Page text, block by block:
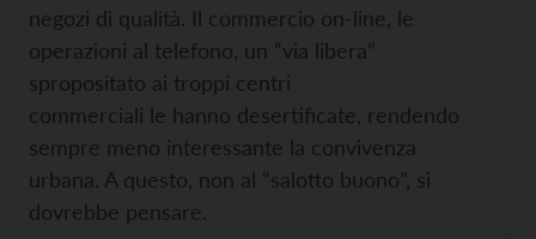
negozi di qualità. Il commercio on-line, le
operazioni al telefono, un “via libera”
spropositato ai troppi centri
commerciali le hanno desertificate, rendendo
sempre meno interessante la convivenza
urbana. A questo, non al “salotto buono”, si
dovrebbe pensare.